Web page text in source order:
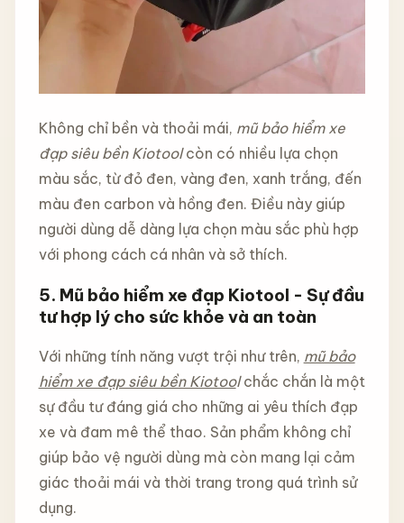
Không chỉ bền và thoải mái, mũ bảo hiểm xe
đạp siêu bền Kiotoolcòn có nhiều lựa chọn
màu sắc, từ đỏ đen, vàng đen, xanh trắng, đến
màu đen carbon và hồng đen. Điều này giúp
người dùng dễ dàng lựa chọn màu sắc phù hợp
với phong cách cá nhân và sở thích.
5. Mũ bảo hiểm xe đạp Kiotool - Sự đầu
tư hợp lý cho sức khỏe và an toàn
Với những tính năng vượt trội như trên, mũ bảo
hiểm xe đạp siêu bền Kiotoolchắc chắn là một
sự đầu tư đáng giá cho những ai yêu thích đạp
xe và đam mê thể thao. Sản phẩm không chỉ
giúp bảo vệ người dùng mà còn mang lại cảm
giác thoải mái và thời trang trong quá trình sử
dụng.